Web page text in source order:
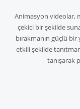
Animasyon videolar,
çekici bir şekilde
bırakmanın güçlü
etkili şekilde
tanışarak